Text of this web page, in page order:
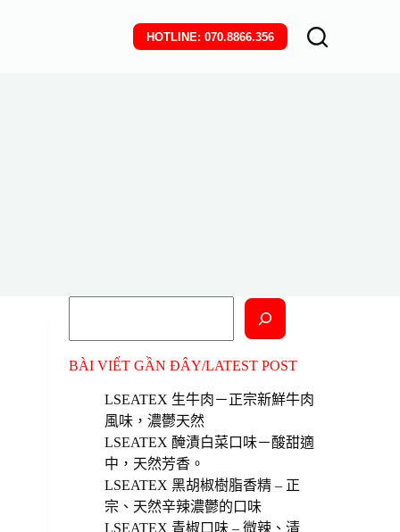
HOTLINE: 070.8866.356
BÀI VIẾT GẦN ĐÂY/LATEST POST
LSEATEX 生牛肉－正宗新鮮牛肉
風味，濃鬱天然
LSEATEX 醃漬白菜口味－酸甜適
中，天然芳香。
LSEATEX 黑胡椒樹脂香精 – 正
宗、天然辛辣濃鬱的口味
LSEATEX 青椒口味 – 微辣、清